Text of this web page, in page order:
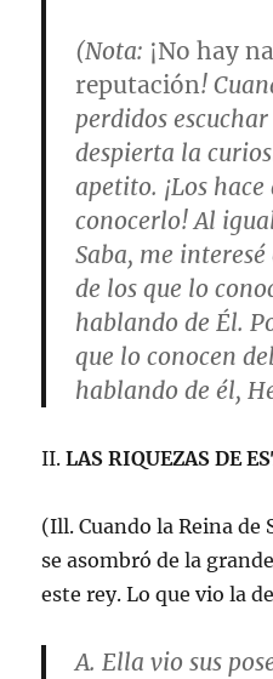
(Nota: ¡No hay
reputación!
perdidos
despierta la
apetito. ¡Los
conocerlo! Al
Saba, me
de los que lo
hablando de Él.
que lo conocen
hablando de él,
II.LAS RIQUEZAS DE
(Ill. Cuando la Reina de
se asombró de la
este rey. Lo que vio la
A. Ella vio sus